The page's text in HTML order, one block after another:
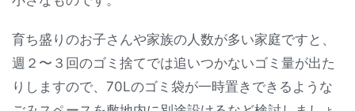
育ち盛りのお子さんや家族の人数が多い家庭ですと、
週２〜３回のゴミ捨てでは追いつかないゴミ量が出た
りしますので、70Lのゴミ袋が一時置きできるような